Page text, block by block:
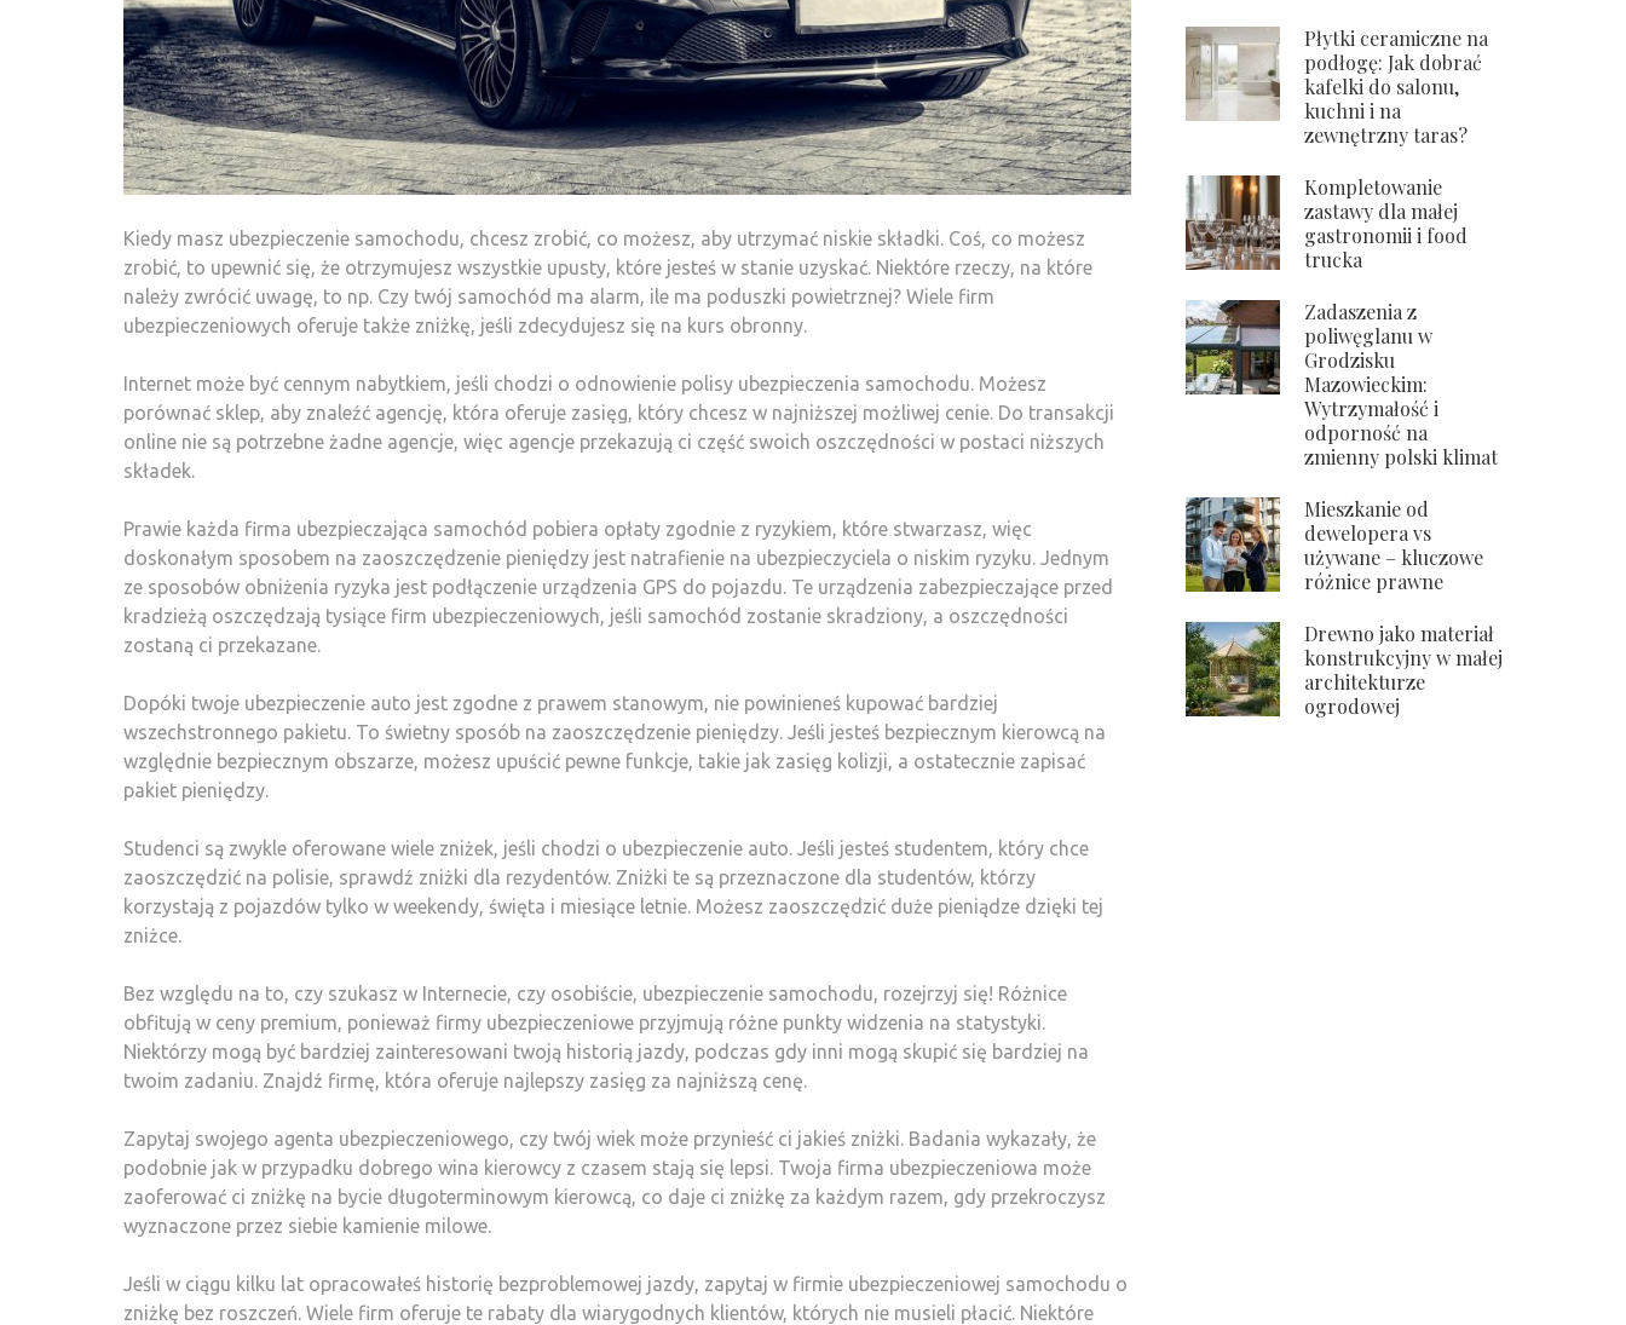
Kiedy masz ubezpieczenie samochodu, chcesz zrobić, co możesz, aby utrzymać niskie składki. Coś, co możesz
zrobić, to upewnić się, że otrzymujesz wszystkie upusty, które jesteś w stanie uzyskać. Niektóre rzeczy, na które
należy zwrócić uwagę, to np. Czy twój samochód ma alarm, ile ma poduszki powietrznej? Wiele firm
ubezpieczeniowych oferuje także zniżkę, jeśli zdecydujesz się na kurs obronny.
Internet może być cennym nabytkiem, jeśli chodzi o odnowienie polisy ubezpieczenia samochodu. Możesz
porównać sklep, aby znaleźć agencję, która oferuje zasięg, który chcesz w najniższej możliwej cenie. Do transakcji
online nie są potrzebne żadne agencje, więc agencje przekazują ci część swoich oszczędności w postaci niższych
składek.
Prawie każda firma ubezpieczająca samochód pobiera opłaty zgodnie z ryzykiem, które stwarzasz, więc
doskonałym sposobem na zaoszczędzenie pieniędzy jest natrafienie na ubezpieczyciela o niskim ryzyku. Jednym
ze sposobów obniżenia ryzyka jest podłączenie urządzenia GPS do pojazdu. Te urządzenia zabezpieczające przed
kradzieżą oszczędzają tysiące firm ubezpieczeniowych, jeśli samochód zostanie skradziony, a oszczędności
zostaną ci przekazane.
Dopóki twoje ubezpieczenie auto jest zgodne z prawem stanowym, nie powinieneś kupować bardziej
wszechstronnego pakietu. To świetny sposób na zaoszczędzenie pieniędzy. Jeśli jesteś bezpiecznym kierowcą na
względnie bezpiecznym obszarze, możesz upuścić pewne funkcje, takie jak zasięg kolizji, a ostatecznie zapisać
pakiet pieniędzy.
Studenci są zwykle oferowane wiele zniżek, jeśli chodzi o ubezpieczenie auto. Jeśli jesteś studentem, który chce
zaoszczędzić na polisie, sprawdź zniżki dla rezydentów. Zniżki te są przeznaczone dla studentów, którzy
korzystają z pojazdów tylko w weekendy, święta i miesiące letnie. Możesz zaoszczędzić duże pieniądze dzięki tej
zniżce.
Bez względu na to, czy szukasz w Internecie, czy osobiście, ubezpieczenie samochodu, rozejrzyj się! Różnice
obfitują w ceny premium, ponieważ firmy ubezpieczeniowe przyjmują różne punkty widzenia na statystyki.
Niektórzy mogą być bardziej zainteresowani twoją historią jazdy, podczas gdy inni mogą skupić się bardziej na
twoim zadaniu. Znajdź firmę, która oferuje najlepszy zasięg za najniższą cenę.
Zapytaj swojego agenta ubezpieczeniowego, czy twój wiek może przynieść ci jakieś zniżki. Badania wykazały, że
podobnie jak w przypadku dobrego wina kierowcy z czasem stają się lepsi. Twoja firma ubezpieczeniowa może
zaoferować ci zniżkę na bycie długoterminowym kierowcą, co daje ci zniżkę za każdym razem, gdy przekroczysz
wyznaczone przez siebie kamienie milowe.
Jeśli w ciągu kilku lat opracowałeś historię bezproblemowej jazdy, zapytaj w firmie ubezpieczeniowej samochodu o
zniżkę bez roszczeń. Wiele firm oferuje te rabaty dla wiarygodnych klientów, których nie musieli płacić. Niektóre
Płytki ceramiczne na
podłogę: Jak dobrać
kafelki do salonu,
kuchni i na
zewnętrzny taras?
Kompletowanie
zastawy dla małej
gastronomii i food
trucka
Zadaszenia z
poliwęglanu w
Grodzisku
Mazowieckim:
Wytrzymałość i
odporność na
zmienny polski klimat
Mieszkanie od
dewelopera vs
używane – kluczowe
różnice prawne
Drewno jako materiał
konstrukcyjny w małej
architekturze
ogrodowej